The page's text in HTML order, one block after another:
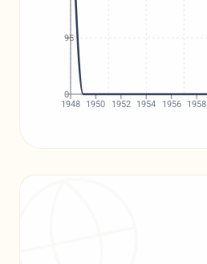
1948 1950 1952 1954 1956 1958
0
95